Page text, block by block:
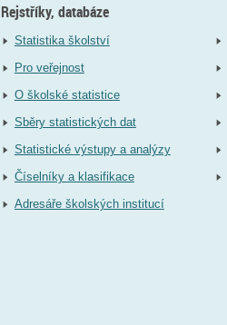
Rejstříky, databáze
Statistika školství
Pro veřejnost
O školské statistice
Sběry statistických dat
Statistické výstupy a analýzy
Číselníky a klasifikace
Adresáře školských institucí